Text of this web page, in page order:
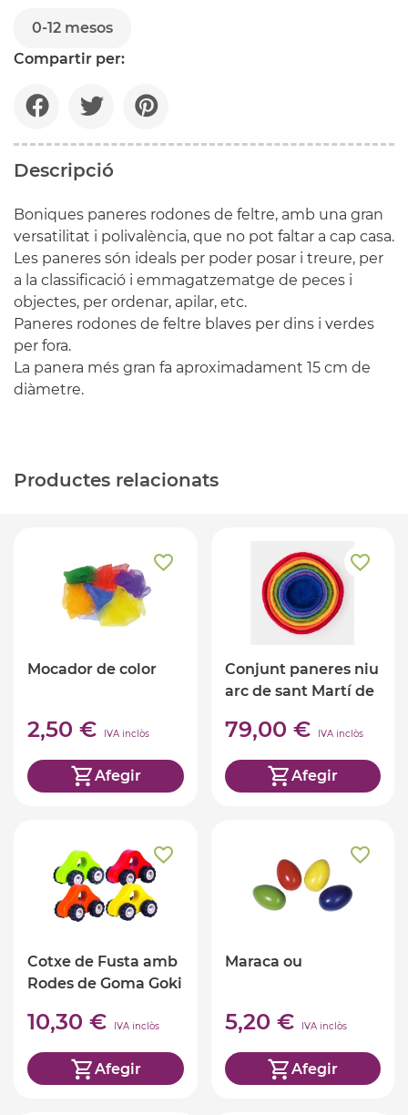
0-12 mesos
Compartir per:
Descripció
Boniques paneres rodones de feltre, amb una gran
versatilitat i polivalència, que no pot faltar a cap casa.
Les paneres són ideals per poder posar i treure, per
a la classificació i emmagatzematge de peces i
objectes, per ordenar, apilar, etc.
Paneres rodones de feltre blaves per dins i verdes
per fora.
La panera més gran fa aproximadament 15 cm de
diàmetre.
Productes relacionats
Mocador de color
2,50 € IVA inclòs
Afegir
Conjunt paneres niu
arc de sant Martí de
79,00 € IVA inclòs
Afegir
Cotxe de Fusta amb
Rodes de Goma Goki
10,30 € IVA inclòs
Afegir
Maraca ou
5,20 € IVA inclòs
Afegir